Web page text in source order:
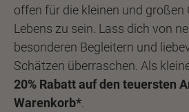
offen für die kleinen und großen
Lebens zu sein. Lass dich von
besonderen Begleitern und
Schätzen überraschen. Als
20% Rabatt auf den teuersten
Warenkorb*.